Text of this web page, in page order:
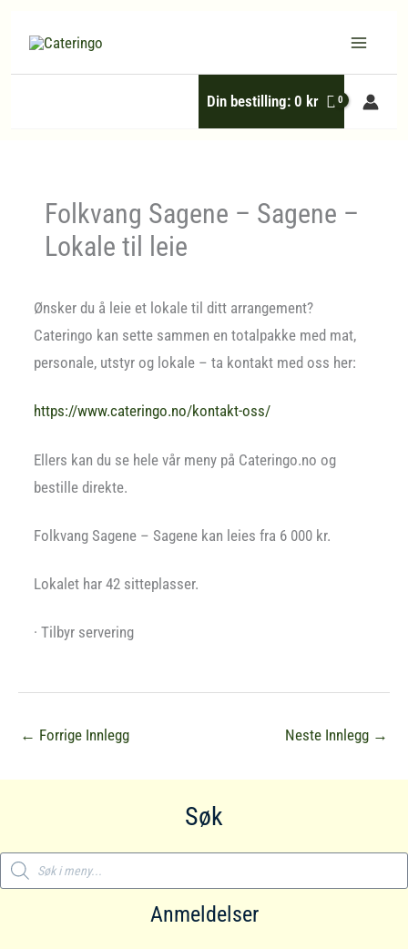
Din bestilling:0 kr
Folkvang Sagene – Sagene –
Lokale til leie
Ønsker du å leie et lokale til ditt arrangement?
Cateringo kan sette sammen en totalpakke med mat,
personale, utstyr og lokale – ta kontakt med oss her:
https://www.cateringo.no/kontakt-oss/
Ellers kan du se hele vår meny på Cateringo.no og
bestille direkte.
Folkvang Sagene – Sagene kan leies fra 6 000 kr.
Lokalet har 42 sitteplasser.
· Tilbyr servering
← Forrige Innlegg Neste Innlegg →
Søk
Products
search
Anmeldelser